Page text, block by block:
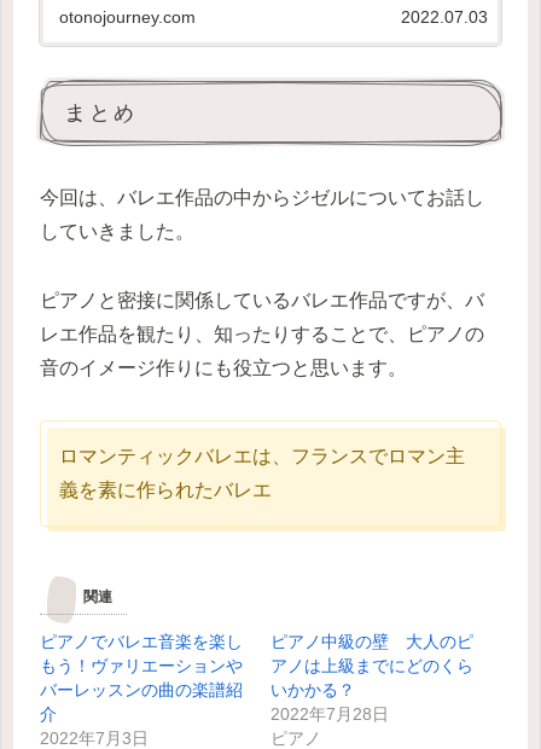
方や、バレエの音楽が好きな方が多いと思いま
otonojourney.com 2022.07.03
まとめ
今回は、バレエ作品の中からジゼルについてお話し
していきました。
ピアノと密接に関係しているバレエ作品ですが、バ
レエ作品を観たり、知ったりすることで、ピアノの
音のイメージ作りにも役立つと思います。
ロマンティックバレエは、フランスでロマン主
義を素に作られたバレエ
関連
ピアノでバレエ音楽を楽し
もう！ヴァリエーションや
バーレッスンの曲の楽譜紹
介
2022年7月3日
ピアノ中級の壁 大人のピ
アノは上級までにどのくら
いかかる？
2022年7月28日
ピアノ